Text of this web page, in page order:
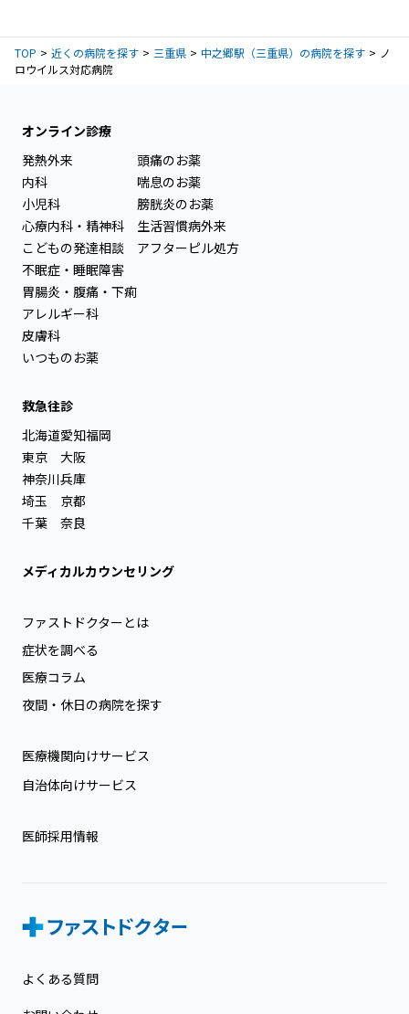
TOP 近くの病院を探す 三重県 中之郷駅（三重県）の病院を探す
ノ
ロウイルス対応病院
オンライン診療
発熱外来
内科
小児科
心療内科・精神科
こどもの発達相談
不眠症・睡眠障害
胃腸炎・腹痛・下痢
アレルギー科
皮膚科
いつものお薬
頭痛のお薬
喘息のお薬
膀胱炎のお薬
生活習慣病外来
アフターピル処方
救急往診
北海道
東京
神奈川
埼玉
千葉
愛知
大阪
兵庫
京都
奈良
福岡
メディカルカウンセリング
ファストドクターとは
症状を調べる
医療コラム
夜間・休日の病院を探す
医療機関向けサービス
自治体向けサービス
医師採用情報
よくある質問